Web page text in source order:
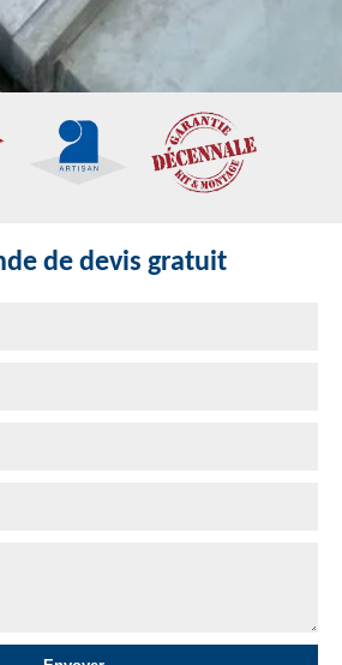
de devis gratuit